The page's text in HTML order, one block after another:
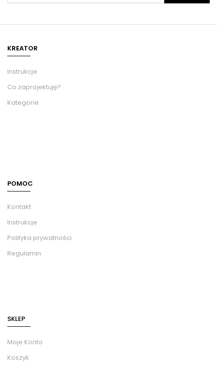
KREATOR
Instrukcje
Co zaprojektuję?
Kategorie
POMOC
Kontakt
Instrukcje
Polityka prywatności
Regulamin
SKLEP
Moje Konto
Koszyk